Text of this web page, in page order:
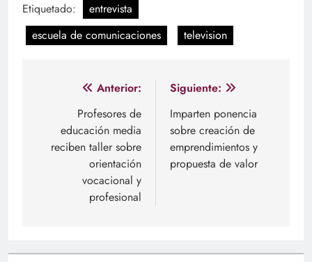
Etiquetado:
entrevista
escuela de comunicaciones
television
Navegación
entradas
Anterior:
Profesores de
educación media
reciben taller sobre
orientación
vocacional y
profesional
Siguiente:
Imparten ponencia
sobre creación de
emprendimientos y
propuesta de valor